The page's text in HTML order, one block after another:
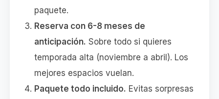
paquete.
Reserva con 6-8 meses de
anticipación. Sobre todo si quieres
temporada alta (noviembre a abril). Los
mejores espacios vuelan.
Paquete todo incluido. Evitas sorpresas